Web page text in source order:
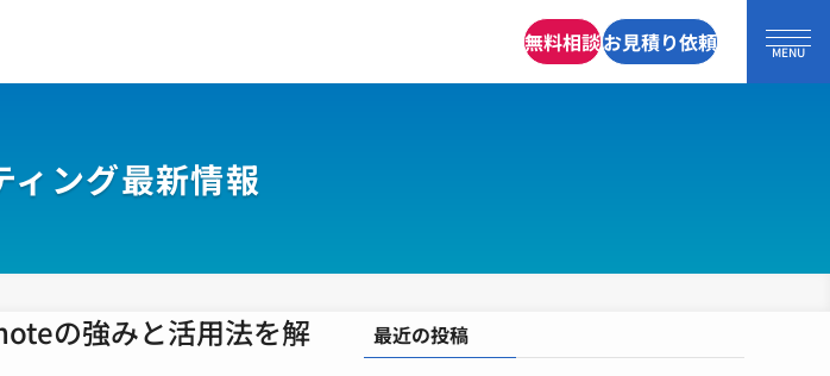
無料相談お見積り依頼
ィング最新情報
の強みと活用法を解
最近の投稿